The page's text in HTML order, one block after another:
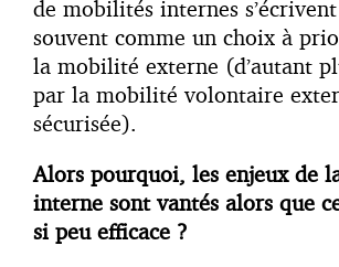
de mobilités internes
souvent comme un choix à
la mobilité externe (d’autant
par la mobilité volontaire
sécurisée).
Alors pourquoi, les enjeux de
interne sont vantés alors que
si peu efficace ?